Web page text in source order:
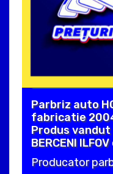
Parbriz auto
fabricatie
Produs
BERCENI
Producator